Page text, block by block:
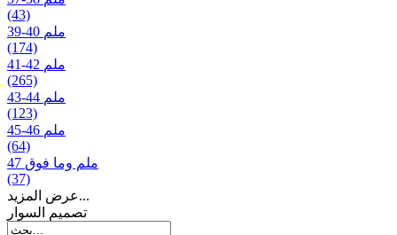
(43)
39-40 ملم
(174)
41-42 ملم
(265)
43-44 ملم
(123)
45-46 ملم
(64)
47 ملم وما فوق
(37)
عرض المزيد...
تصمیم السوار